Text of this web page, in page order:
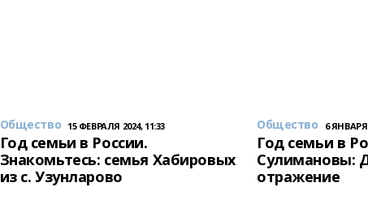
Общество 15 ФЕВРАЛЯ 2024, 11:33
Год семьи в России.
Знакомьтесь: семья Хабировых
из с. Узунларово
Общество 6 ЯНВАРЯ
Год семьи в
Сулимановы:
отражение